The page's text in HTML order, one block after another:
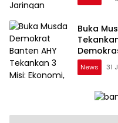
Buka
News 31